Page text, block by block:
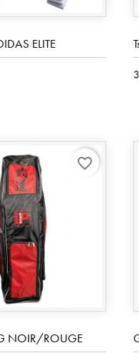
ELITE
NOIR/ROUGE
favorite_border